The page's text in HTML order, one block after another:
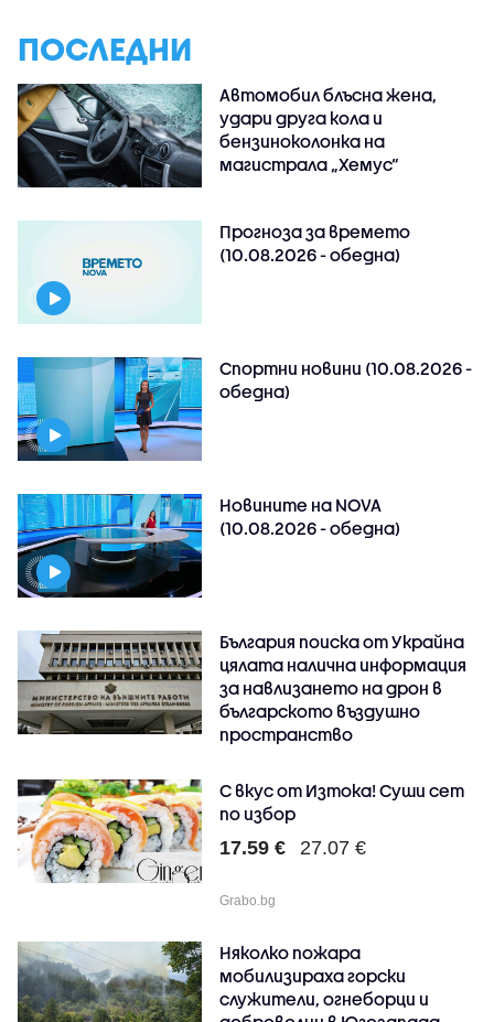
ПОСЛЕДНИ
Автомобил блъсна жена,
удари друга кола и
бензиноколонка на
магистрала „Хемус“
Прогноза за времето
(10.08.2026 - обедна)
Спортни новини (10.08.2026 -
обедна)
Новините на NOVA
(10.08.2026 - обедна)
България поиска от Украйна
цялата налична информация
за навлизането на дрон в
българското въздушно
пространство
С вкус от Изтока! Суши сет
по избор
17.59 € 27.07 €
Grabo.bg
Няколко пожара
мобилизираха горски
служители, огнеборци и